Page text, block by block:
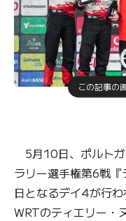
この記事の
5月10日、ポルト
ラリー選手権第6戦
日となるデイ4が行
WRTのティエリー・